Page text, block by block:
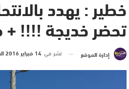
خطير : يهدد
تحضر خديجة !!!! +
إدارة الموقع نشر في 14 فبراير 2016 الساعة 11 و 24 دقيقة